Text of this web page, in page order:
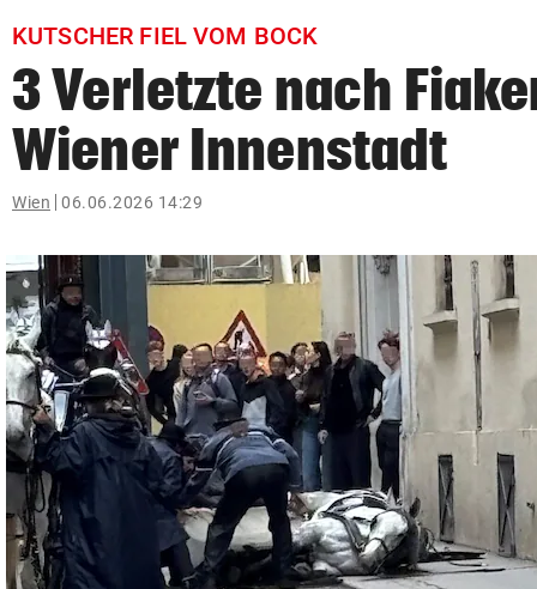
bookmark
search
Suchbegriff
eingeben
© Krone Multimedia GmbH & Co KG 2026
Muthgasse 2, 1190 Wien
KUTSCHER FIEL VOM BOCK
3 Verletzte nach
Wiener Innenstadt
Wien 06.06.2026 14:29